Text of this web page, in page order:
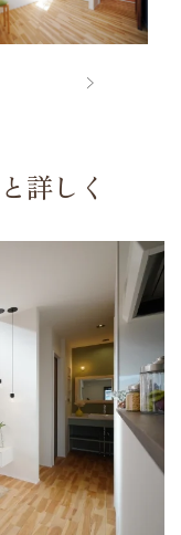
詳しく